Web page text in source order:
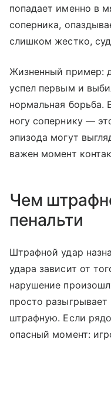
попадает именно в
соперника,
слишком жестко,
Жизненный пример:
успел первым и
нормальная борьба.
ногу сопернику —
эпизода могут
важен момент
Чем
пенальти
Штрафной удар
удара зависит от
нарушение
просто
штрафную. Если
опасный момент: